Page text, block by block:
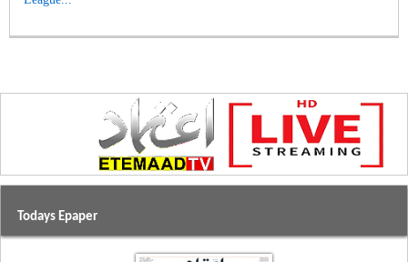
Todays Epaper